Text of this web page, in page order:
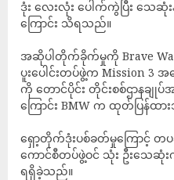
ဒုံး လေးလုံး ပေါက်ကွဲပြီး သေ
ကြောင်း သိရသည်။
အဆိုပါတိုက်ခိုက်မှုကို Brave
ပူး‌ပေါင်းတပ်ဖွဲ့က Mission 3 အ
ကို တောင်ပိုင်း တိုင်းစစ်ဌာနခ
ကြောင်း BMW က ထုတ်ပြန်ထာ
ရှော့တိုက်ဒုံးပစ်ခတ်မှုကြောင့် တပခစ
ကောင်စီတပ်ဖွဲ့ဝင် သုံး ဦးသေဆုံ
ရရှိခဲ့သည်။